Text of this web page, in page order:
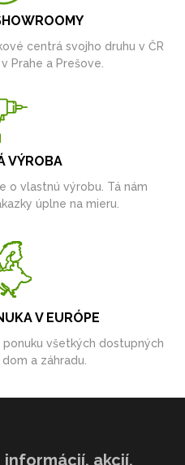
centrá svojho druhu v ČR
Prahe a Prešove.
VÝROBA
o vlastnú výrobu. Tá nám
úplne na mieru.
V EURÓPE
všetkých dostupných
a záhradu.
informácií, akcií,